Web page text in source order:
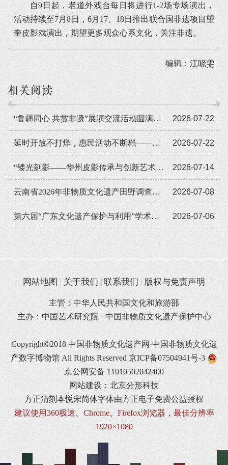
自9日起，老道外戏台每日将进行1-2场专场演出，
活动持续至7月8日，6月17、18日推出联合国非遗项目望
奎皮影戏演出，期望更多观众心系文化，关注非遗。
编辑：江晓雯
相关阅读
2026-07-22
“鲁疆同心 共赏非遗”展演交流活动圆满闭幕
2026-07-22
延时开放不打烊，惠民活动不断档——广东省非遗馆暑期人气旺
2026-07-14
“镂光刻影——华州皮影传承与创新艺术展览”全国巡展走进遵义
2026-07-08
云南省2026年非物质文化遗产田野调查培训班举办
2026-07-06
第六届“广东文化遗产保护与利用”学术座谈会在穗举办
网站地图 关于我们 联系我们 版权与免责声明
主管：中华人民共和国文化和旅游部
主办：中国艺术研究院 · 中国非物质文化遗产保护中心
Copyright©2018 中国非物质文化遗产网·中国非物质文化遗
产数字博物馆 All Rights Reserved 京ICP备07504941号-3
京公网安备 11010502042400
网站建设：北京分形科技
方正清刻本悦宋简体字体由方正电子免费公益授权
建议使用360极速、Chrome、Firefox浏览器，最佳分辨率
1920×1080